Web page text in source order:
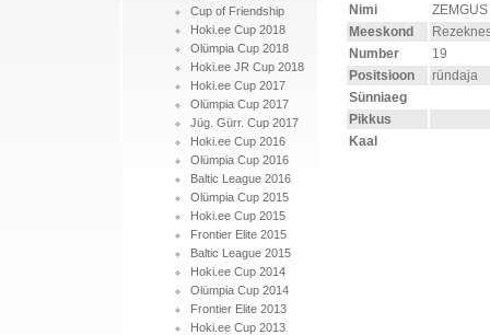
Cup of Friendship
Hoki.ee Cup 2018
Olümpia Cup 2018
Hoki.ee JR Cup 2018
Hoki.ee Cup 2017
Olümpia Cup 2017
Jüg. Gürr. Cup 2017
Hoki.ee Cup 2016
Olümpia Cup 2016
Baltic League 2016
Olümpia Cup 2015
Hoki.ee Cup 2015
Frontier Elite 2015
Baltic League 2015
Hoki.ee Cup 2014
Olümpia Cup 2014
Frontier Elite 2013
Hoki.ee Cup 2013
Nimi
Meeskond
Number
19
Positsioon
ründaja
Sünniaeg
Pikkus
Kaal